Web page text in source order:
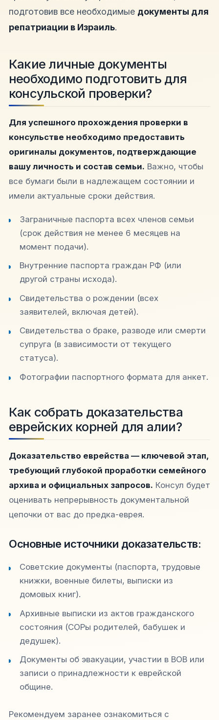
подготовив все необходимые документы для
репатриации в Израиль.
Какие личные документы
необходимо подготовить для
консульской проверки?
Для успешного прохождения проверки в
консульстве необходимо предоставить
оригиналы документов, подтверждающие
вашу личность и состав семьи. Важно, чтобы
все бумаги были в надлежащем состоянии и
имели актуальные сроки действия.
Заграничные паспорта всех членов семьи
(срок действия не менее 6 месяцев на
момент подачи).
Внутренние паспорта граждан РФ (или
другой страны исхода).
Свидетельства о рождении (всех
заявителей, включая детей).
Свидетельства о браке, разводе или смерти
супруга (в зависимости от текущего
статуса).
Фотографии паспортного формата для анкет.
Как собрать доказательства
еврейских корней для алии?
Доказательство еврейства — ключевой этап,
требующий глубокой проработки семейного
архива и официальных запросов. Консул будет
оценивать непрерывность документальной
цепочки от вас до предка-еврея.
Основные источники доказательств:
Советские документы (паспорта, трудовые
книжки, военные билеты, выписки из
домовых книг).
Архивные выписки из актов гражданского
состояния (СОРы родителей, бабушек и
дедушек).
Документы об эвакуации, участии в ВОВ или
записи о принадлежности к еврейской
общине.
Рекомендуем заранее ознакомиться с